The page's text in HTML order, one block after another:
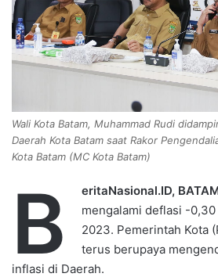
l
Wali Kota Batam, Muhammad Rudi
Daerah Kota Batam saat Rakor
Kota Batam (MC Kota Batam)
B eritaNasional.ID,
mengalami deflasi -
2023. Pemerintah Kota
terus berupaya
inflasi di Daerah.